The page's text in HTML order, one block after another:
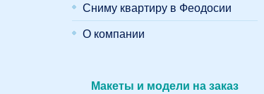
Сниму квартиру в Феодосии
О компании
Макеты и модели на заказ